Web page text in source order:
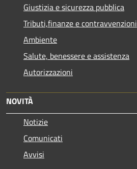
Giustizia e sicurezza pubblica
Tributi,finanze e contravvenzioni
Ambiente
Salute, benessere e assistenza
Autorizzazioni
NOVITÀ
Notizie
Comunicati
Avvisi